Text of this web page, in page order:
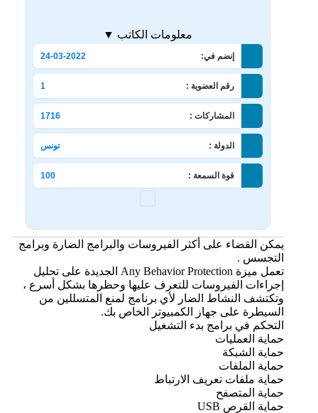
معلومات الكاتب ▼
إنضم في: 24-03-2022
رقم العضوية : 1
المشاركات : 1716
الدولة : تونس
قوة السمعة : 100
يمكن القضاء على أكثر الفيروسات والبرامج الضارة وبرامج
التجسس .
تعمل ميزة Any Behavior Protection الجديدة على تحليل
إجراءات الفيروسات للتعرف عليها وحظرها بشكل أسرع ،
وتكتشف النشاط الضار لأي برنامج لمنع المتسللين من
السيطرة على جهاز الكمبيوتر الخاص بك.
التحكم في برامج بدء التشغيل
حماية العمليات
حماية الشبكة
حماية الملفات
حماية ملفات تعريف الارتباط
حماية المتصفح
حماية القرص USB